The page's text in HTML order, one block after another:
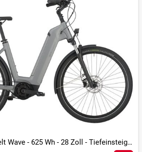
E-Horizon Tour 30 Belt Wave - 625 Wh - 28 Zoll - Tiefeinsteiger